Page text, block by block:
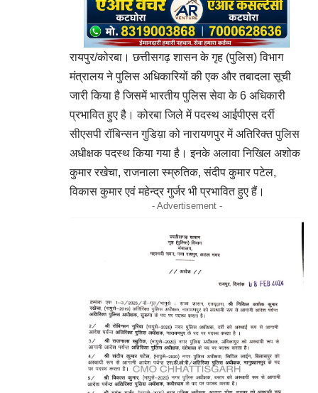
रायपुर/कोरबा। छत्तीसगढ़ शासन के गृह (पुलिस) विभाग
मंत्रालय ने पुलिस अधिकारियों की एक और तबादला सूची
जारी किया है जिसमें भारतीय पुलिस सेवा के 6 अधिकारी
प्रभावित हुए है। कोरबा जिले में पदस्थ आईपीएस दर्री
सीएसपी रॉबिन्सन गुडिय़ा को नारायणपुर में अतिरिक्त पुलिस
अधीक्षक पदस्थ किया गया है। इनके अलावा निखिल अशोक
कुमार रखेचा, राजनाला स्म्रुतिक, संदीप कुमार पटेल,
विकास कुमार एवं महेन्द्र गुर्जर भी प्रभावित हुए हैं।
- Advertisement -